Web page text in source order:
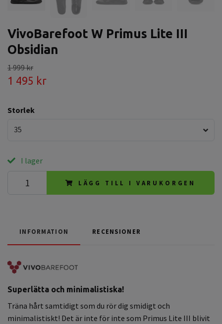
VivoBarefoot W Primus Lite III
Obsidian
1 999 kr
1 495 kr
Storlek
35
I lager
LÄGG TILL I VARUKORGEN
INFORMATION RECENSIONER
Superlätta och minimalistiska!
Träna hårt samtidigt som du rör dig smidigt och
minimalistiskt! Det är inte för inte som Primus Lite III blivit